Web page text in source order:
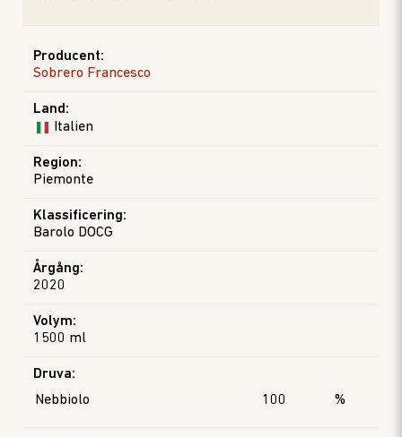
Producent:
Sobrero Francesco
Land :
Italien
Region:
Piemonte
Klassificering:
Barolo DOCG
Årgång:
2020
Volym:
1500 ml
Druva:
Nebbiolo
100 %